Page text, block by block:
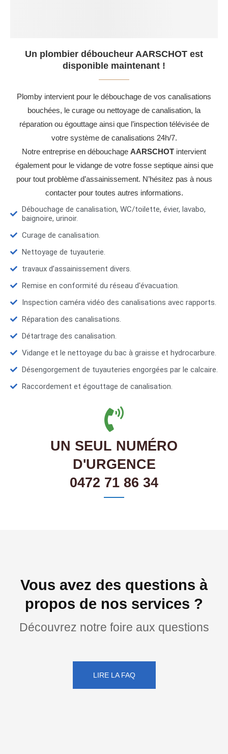
Un plombier déboucheur AARSCHOT est
disponible maintenant !
Plomby intervient pour le débouchage de vos canalisations
bouchées, le curage ou nettoyage de canalisation, la
réparation ou égouttage ainsi que l’inspection télévisée de
votre système de canalisations 24h/7.
Notre entreprise en débouchage AARSCHOT intervient
également pour le vidange de votre fosse septique ainsi que
pour tout problème d’assainissement. N’hésitez pas à nous
contacter pour toutes autres informations.
Débouchage de canalisation, WC/toilette, évier, lavabo,
baignoire, urinoir.
Curage de canalisation.
Nettoyage de tuyauterie.
travaux d’assainissement divers.
Remise en conformité du réseau d'évacuation.
Inspection caméra vidéo des canalisations avec rapports.
Réparation des canalisations.
Détartrage des canalisation.
Vidange et le nettoyage du bac à graisse et hydrocarbure.
Désengorgement de tuyauteries engorgées par le calcaire.
Raccordement et égouttage de canalisation.
UN SEUL NUMÉRO
D'URGENCE
0472 71 86 34
Vous avez des questions à
propos de nos services ?
Découvrez notre foire aux questions
LIRE LA FAQ